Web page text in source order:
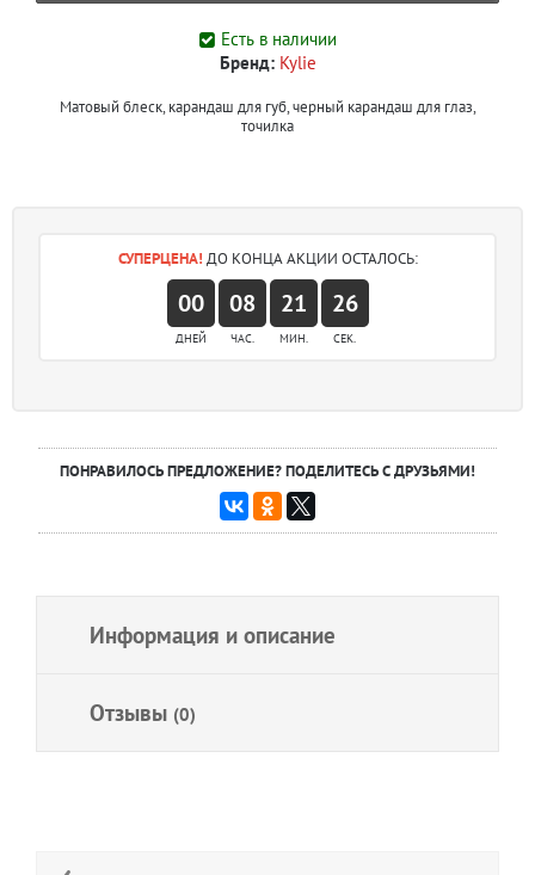
Есть в наличии
Бренд: Kylie
Матовый блеск, карандаш для губ, черный карандаш для глаз,
точилка
СУПЕРЦЕНА! ДО КОНЦА АКЦИИ ОСТАЛОСЬ:
00 08 21 26
ДНЕЙ ЧАС. МИН. СЕК.
ПОНРАВИЛОСЬ ПРЕДЛОЖЕНИЕ? ПОДЕЛИТЕСЬ С ДРУЗЬЯМИ!
Информация и описание
Отзывы (0)